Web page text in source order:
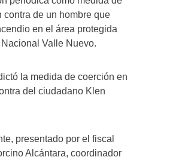
contra de un hombre que
en el área protegida
Valle Nuevo.
la medida de coerción en
del ciudadano Klen
presentado por el fiscal
Alcántara, coordinador